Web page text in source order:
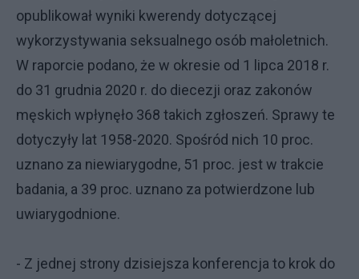
opublikował wyniki kwerendy dotyczącej
wykorzystywania seksualnego osób małoletnich.
W raporcie podano, że w okresie od 1 lipca 2018 r.
do 31 grudnia 2020 r. do diecezji oraz zakonów
męskich wpłynęło 368 takich zgłoszeń. Sprawy te
dotyczyły lat 1958-2020. Spośród nich 10 proc.
uznano za niewiarygodne, 51 proc. jest w trakcie
badania, a 39 proc. uznano za potwierdzone lub
uwiarygodnione.
- Z jednej strony dzisiejsza konferencja to krok do